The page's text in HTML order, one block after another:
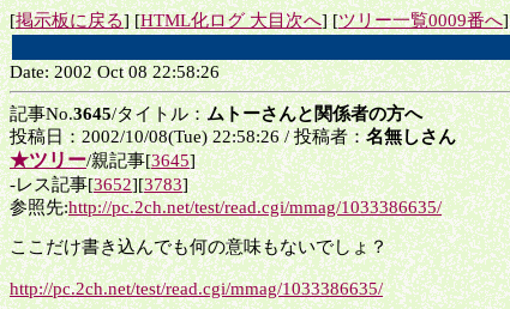
[掲示板に戻る] [HTML化ログ 大目次へ] [ツリー一覧0009番へ]
Date: 2002 Oct 08 22:58:26
記事No.3645/タイトル：ムトーさんと関係者の方へ
投稿日：2002/10/08(Tue) 22:58:26 / 投稿者：名無しさん
★ツリー/親記事[3645]
-レス記事[3652][3783]
参照先:http://pc.2ch.net/test/read.cgi/mmag/1033386635/
ここだけ書き込んでも何の意味もないでしょ？
http://pc.2ch.net/test/read.cgi/mmag/1033386635/